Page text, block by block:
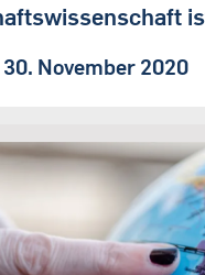
November 2020